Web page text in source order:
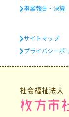
事業報告・決算
サイトマップ
プライバシーポ
社会福祉法人
枚方市